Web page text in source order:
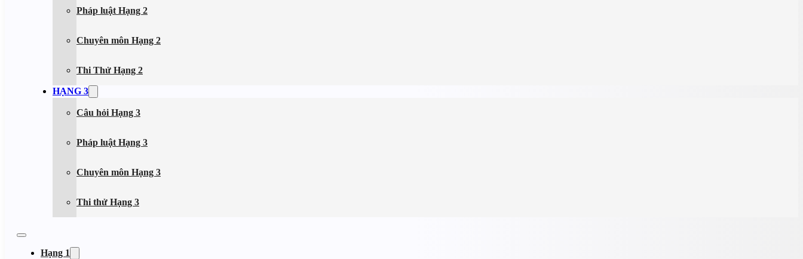
Pháp luật Hạng 2
Chuyên môn Hạng 2
Thi Thử Hạng 2
HẠNG 3
Câu hỏi Hạng 3
Pháp luật Hạng 3
Chuyên môn Hạng 3
Thi thử Hạng 3
Hạng 1